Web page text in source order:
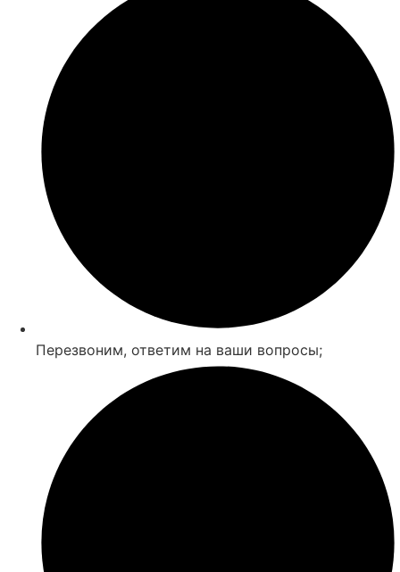
Перезвоним, ответим на ваши вопросы;